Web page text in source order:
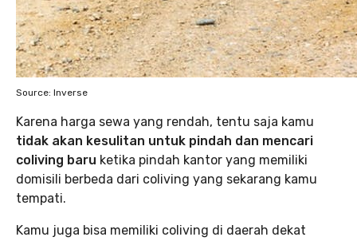
Source: Inverse
Karena harga sewa yang rendah, tentu saja kamu
tidak akan kesulitan untuk pindah dan mencari
coliving baru ketika pindah kantor yang memiliki
domisili berbeda dari coliving yang sekarang kamu
tempati.
Kamu juga bisa memiliki coliving di daerah dekat